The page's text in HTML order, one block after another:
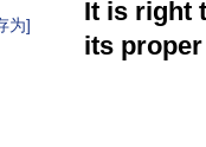
为]
It is right
its